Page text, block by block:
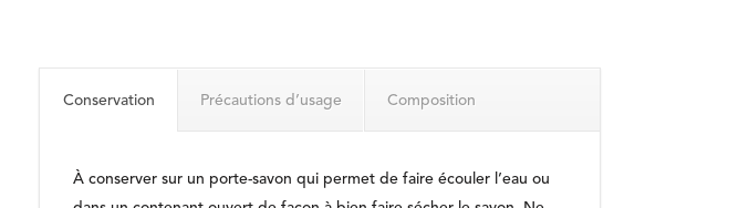
Conservation Précautions d’usage Composition
À conserver sur un porte-savon qui permet de faire écouler l’eau ou